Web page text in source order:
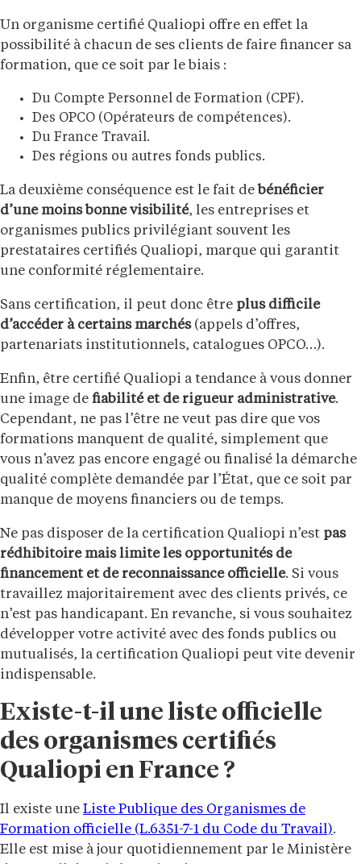
Un organisme certifié Qualiopi offre en effet la
possibilité à chacun de ses clients de faire financer sa
formation, que ce soit par le biais :
Du Compte Personnel de Formation (CPF).
Des OPCO (Opérateurs de compétences).
Du France Travail.
Des régions ou autres fonds publics.
La deuxième conséquence est le fait de bénéficier
d’une moins bonne visibilité, les entreprises et
organismes publics privilégiant souvent les
prestataires certifiés Qualiopi, marque qui garantit
une conformité réglementaire.
Sans certification, il peut donc être plus difficile
d’accéder à certains marchés(appels d’offres,
partenariats institutionnels, catalogues OPCO…).
Enfin, être certifié Qualiopi a tendance à vous donner
une image de fiabilité et de rigueur administrative.
Cependant, ne pas l’être ne veut pas dire que vos
formations manquent de qualité, simplement que
vous n’avez pas encore engagé ou finalisé la démarche
qualité complète demandée par l’État, que ce soit par
manque de moyens financiers ou de temps.
Ne pas disposer de la certification Qualiopi n’est pas
rédhibitoire mais limite les opportunités de
financement et de reconnaissance officielle. Si vous
travaillez majoritairement avec des clients privés, ce
n’est pas handicapant. En revanche, si vous souhaitez
développer votre activité avec des fonds publics ou
mutualisés, la certification Qualiopi peut vite devenir
indispensable.
Existe-t-il une liste officielle
des organismes certifiés
Qualiopi en France ?
Il existe une Liste Publique des Organismes de
Formation officielle (L.6351-7-1 du Code du Travail).
Elle est mise à jour quotidiennement par le Ministère